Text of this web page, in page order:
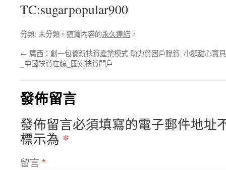
TC:sugarpopular900
分類: 未分類。這篇內容的永久連結 。
← 廣西：創一包養新扶貧產業模式 助力貧困戶脫貧
_中國扶貧在線_國家扶貧門戶
小額甜心寶
發佈留言
發佈留言必須填寫的電子郵件地址
標示為 *
留言 *